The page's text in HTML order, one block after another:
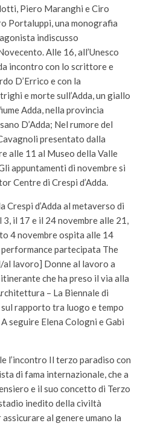
Piero Maranghi e Ciro
Portaluppi, una monografia
indiscusso
Alle 16, all’Unesco
incontro con lo scrittore e
D’Errico e con la
e morte sull’Adda, un giallo
Adda, nella provincia
D’Adda; Nel rumore del
presentato dalla
alle 11 al Museo della Valle
appuntamenti di novembre si
Centre di Crespi d’Adda.
d’Adda al metaverso di
il 17 e il 24 novembre alle 21,
4 novembre ospita alle 14
partecipata The
lavoro] Donne al lavoro a
che ha preso il via alla
– La Biennale di
rapporto tra luogo e tempo
seguire Elena Cologni e Gabi
l’incontro Il terzo paradiso con
di fama internazionale, che a
e il suo concetto di Terzo
inedito della civiltà
al genere umano la